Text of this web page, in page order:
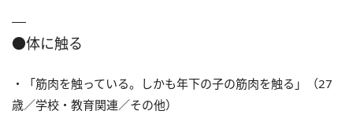
●体に触る
・「筋肉を触っている。しかも年下の子の筋肉を触る」（27
歳／学校・教育関連／その他）